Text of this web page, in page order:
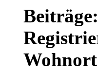
Beiträge: